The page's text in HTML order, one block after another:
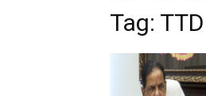
Tag: